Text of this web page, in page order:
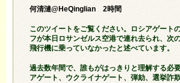
何清漣@HeQinglian 2時間
このツイートをご覧ください。ロシアゲート
フが本日ロサンゼルス空港で連れ去られ、次
飛行機に乗っていなかったと述べています。
過去数年間で、誰もがはっきりと理解する必
アゲート、ウクライナゲート、弾劾、選挙詐